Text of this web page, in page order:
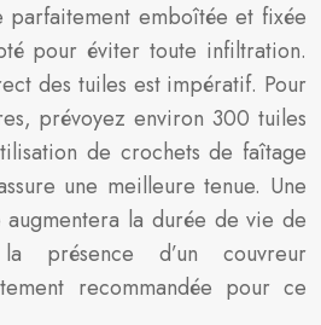
emboîtée et fixée
pour éviter toute infiltration.
des tuiles est impératif. Pour
prévoyez environ 300 tuiles
de crochets de faîtage
une meilleure tenue. Une
augmentera la durée de vie de
présence d’un couvreur
recommandée pour ce